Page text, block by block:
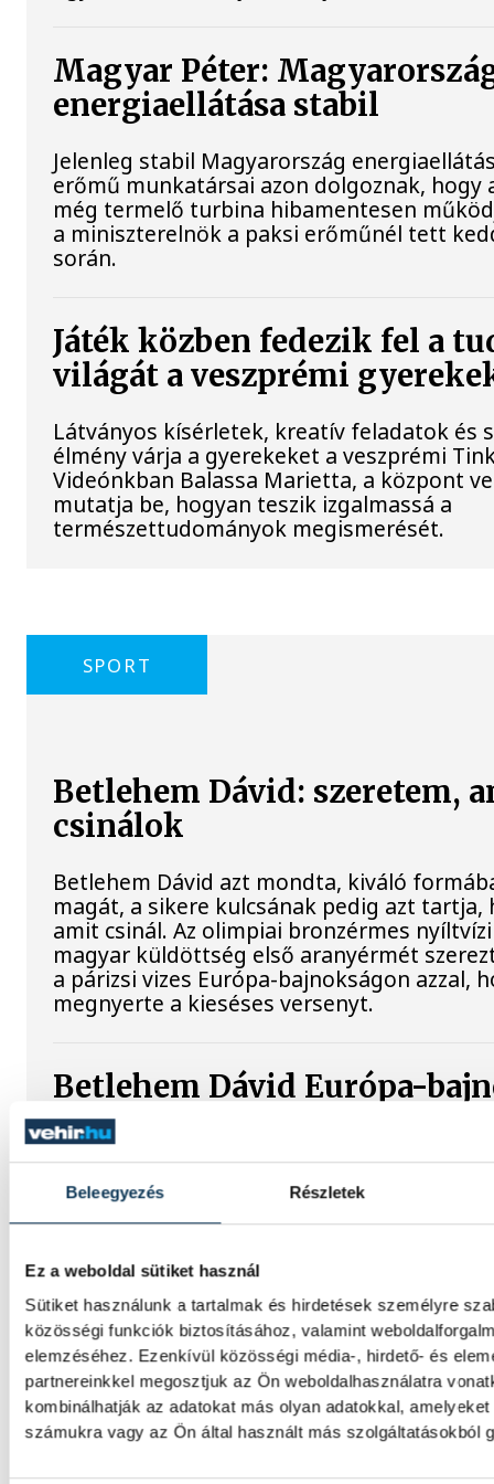
Beleegyezés Részletek
Ez a weboldal sütiket használ
Sütiket használunk a tartalmak és hirdetések személyre
közösségi funkciók biztosításához, valamint
elemzéséhez. Ezenkívül közösségi média-, hirdető- és
partnereinkkel megosztjuk az Ön weboldalhasználatra
kombinálhatják az adatokat más olyan adatokkal,
számukra vagy az Ön által használt más szolgáltatásokból
Magyar Péter:
energiaellátása stabil
Jelenleg stabil Magyarország
erőmű munkatársai azon dolgoznak, hogy
még termelő turbina hibamentesen
a miniszterelnök a paksi erőműnél tett
során.
Játék közben fedezik fel a
világát a veszprémi
Látványos kísérletek, kreatív feladatok és
élmény várja a gyerekeket a veszprémi
Videónkban Balassa Marietta, a központ
mutatja be, hogyan teszik izgalmassá a
természettudományok megismerését.
SPORT
Betlehem Dávid: szeretem,
csinálok
Betlehem Dávid azt mondta, kiváló
magát, a sikere kulcsának pedig azt tartja,
amit csinál. Az olimpiai bronzérmes
magyar küldöttség első aranyérmét
a párizsi vizes Európa-bajnokságon azzal,
megnyerte a kieséses versenyt.
Betlehem Dávid Európa-
km-es kieséses versenyben!
úszók 3 kilométeres kieséses
párizsi Európa-bajnokságon. Rasovszky
Gyurkovics a masters Eb
Az Európa-bajnoki és a grand master
Gyurkovics Ferenc a masters súlyemelő
kontinenstornán.